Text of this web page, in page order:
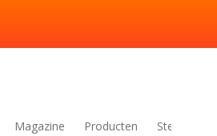
Magazine Producten Steden